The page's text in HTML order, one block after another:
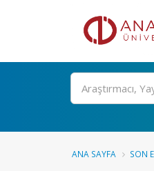
Ara
ANA SAYFA SON